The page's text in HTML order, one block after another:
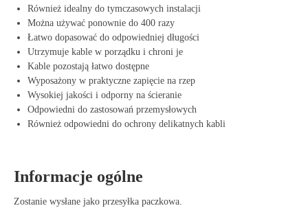
Wysoka jakość: Wykonany z odpornego na zużycie materiału,
odpornego na różne temperatury.
Wielokrotnego użytku: Do 400 razy zamykany, co czyni go
ekonomicznym rozwiązaniem.
Wszechstronność: Odpowiedni do różnych środowisk, takich jak
dom, biuro, wydarzenia i przemysł.
Bezpieczny dla kabli: Rzep zapobiega uszkodzeniom i zaginaniu
Kable pozostają zorganizowane i dostępne: Masz zawsze dostęp do
swoich kabli bez przeszkód.
Łatwa instalacja: Możliwość bezpośredniego użycia, bez potrzeby
Również idealny do tymczasowych instalacji
Można używać ponownie do 400 razy
Łatwo dopasować do odpowiedniej długości
Utrzymuje kable w porządku i chroni je
Kable pozostają łatwo dostępne
Wyposażony w praktyczne zapięcie na rzep
Wysokiej jakości i odporny na ścieranie
Odpowiedni do zastosowań przemysłowych
Również odpowiedni do ochrony delikatnych kabli
Informacje ogólne
Zostanie wysłane jako przesyłka paczkowa.